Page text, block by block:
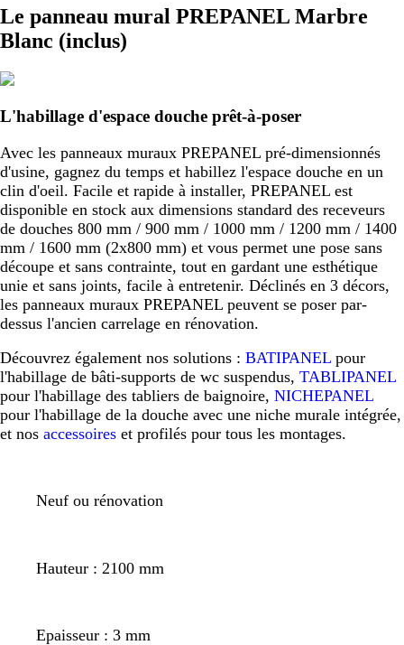
Le panneau mural PREPANEL Marbre
Blanc (inclus)
L'habillage d'espace douche prêt-à-poser
Avec les panneaux muraux PREPANEL pré-dimensionnés
d'usine, gagnez du temps et habillez l'espace douche en un
clin d'oeil. Facile et rapide à installer, PREPANEL est
disponible en stock aux dimensions standard des receveurs
de douches 800 mm / 900 mm / 1000 mm / 1200 mm / 1400
mm / 1600 mm (2x800 mm) et vous permet une pose sans
découpe et sans contrainte, tout en gardant une esthétique
unie et sans joints, facile à entretenir. Déclinés en 3 décors,
les panneaux muraux PREPANEL peuvent se poser par-
dessus l'ancien carrelage en rénovation.
Découvrez également nos solutions : BATIPANEL pour
l'habillage de bâti-supports de wc suspendus, TABLIPANEL
pour l'habillage des tabliers de baignoire, NICHEPANEL
pour l'habillage de la douche avec une niche murale intégrée,
et nos accessoires et profilés pour tous les montages.
Neuf ou rénovation
Hauteur : 2100 mm
Epaisseur : 3 mm